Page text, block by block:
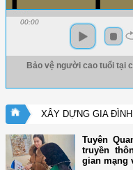
00:00
Bảo vệ người cao tuổi tại
XÂY DỰNG GIA
Tuyên
truyền
gian mạng